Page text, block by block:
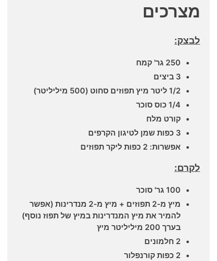
מצרכים
לבצק:
250 גר' קמח
3 ביצים
1/2 ליטר מיץ תפוזים סחוט (500 מיליליטר)
1/4 כוס סוכר
קורט מלח
3 כפות שמן לטיגון הקרפים
אפשרות: 2 כפות ליקר תפוזים
לקרם:
100 גר' סוכר
מיץ מ-2 תפוזים + מיץ מ-2 מנדרינות (אפשר
להמיר את מיץ המנדרינות במיץ של תפוז נוסף)
בערך 200 מיליליטר מיץ
2 חלמונים
2 כפות קורנפלור